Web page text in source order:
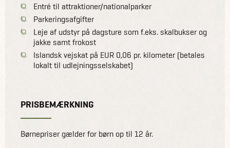
Entré til attraktioner/nationalparker
Parkeringsafgifter
Leje af udstyr på dagsture som f.eks. skalbukser og
jakke samt frokost
Islandsk vejskat på EUR 0,06 pr. kilometer (betales
lokalt til udlejningsselskabet)
PRISBEMÆRKNING
Børnepriser gælder for børn op til 12 år.